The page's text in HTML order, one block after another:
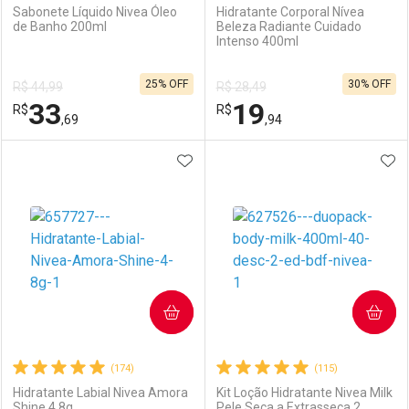
Sabonete Líquido Nivea Óleo
de Banho 200ml
R$ 44,99
R$33,69
25% OFF
Laboratório
Por Menos
Hidratante Corporal Nívea
Beleza Radiante Cuidado
Intenso 400ml
R$ 28,49
R$19,94
30% OFF
Laboratório
Por Menos
(174)
Hidratante Labial Nivea Amora
ADICIONAR AOS FAVORITOS
COMPRAR
(115)
Kit Loção Hidratante Nivea Milk
COMPRAR